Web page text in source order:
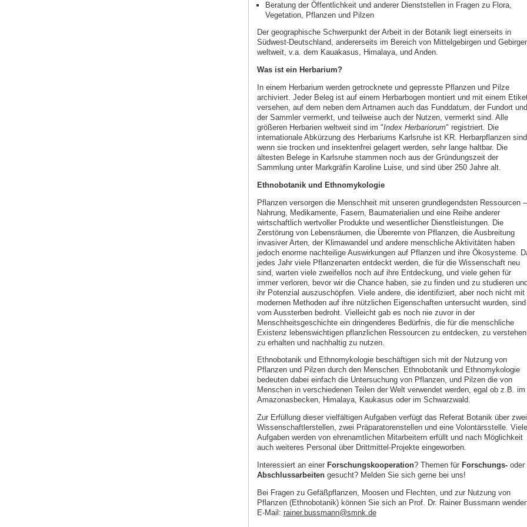
Beratung der Öffentlichkeit und anderer Dienststellen in Fragen zu Flora,
Vegetation, Pflanzen und Pilzen
Der geographische Schwerpunkt der Arbeit in der Botanik liegt einerseits in
Südwest-Deutschland, andererseits im Bereich von Mittelgebirgen und
weltweit, v.a. dem Kauakasus, Himalaya, und Anden.
Was ist ein Herbarium?
In einem Herbarium werden getrocknete und gepresste Pflanzen und Pilze
archiviert. Jeder Beleg ist auf einem Herbarbogen montiert und mit einem
versehen, auf dem neben dem Artnamen auch das Funddatum, der Fundort und
der Sammler vermerkt, und teilweise auch der Nutzen, vermerkt sind. Alle
größeren Herbarien weltweit sind im "Index Herbariorum" registriert. Die
internationale Abkürzung des Herbariums Karlsruhe ist KR. Herbarpflanzen
wenn sie trocken und insektenfrei gelagert werden, sehr lange haltbar. Die
ältesten Belege in Karlsruhe stammen noch aus der Gründungszeit der
Sammlung unter Markgräfin Karoline Luise, und sind über 250 Jahre alt.
Ethnobotanik und Ethnomykologie
Pflanzen versorgen die Menschheit mit unseren grundlegendsten Ressourcen –
Nahrung, Medikamente, Fasern, Baumaterialien und eine Reihe anderer
wirtschaftlich wertvoller Produkte und wesentlicher Dienstleistungen. Die
Zerstörung von Lebensräumen, die Überernte von Pflanzen, die Ausbreitung
invasiver Arten, der Klimawandel und andere menschliche Aktivitäten haben
jedoch enorme nachteilige Auswirkungen auf Pflanzen und ihre Ökosysteme.
jedes Jahr viele Pflanzenarten entdeckt werden, die für die Wissenschaft neu
sind, warten viele zweifellos noch auf ihre Entdeckung, und viele gehen für
immer verloren, bevor wir die Chance haben, sie zu finden und zu studieren
ihr Potenzial auszuschöpfen. Viele andere, die identifiziert, aber noch nicht mit
modernen Methoden auf ihre nützlichen Eigenschaften untersucht wurden, sind
vom Aussterben bedroht. Vielleicht gab es noch nie zuvor in der
Menschheitsgeschichte ein dringenderes Bedürfnis, die für die menschliche
Existenz lebenswichtigen pflanzlichen Ressourcen zu entdecken, zu verstehen,
zu erhalten und nachhaltig zu nutzen.
Ethnobotanik und Ethnomykologie beschäftigen sich mit der Nutzung von
Pflanzen und Pilzen durch den Menschen. Ethnobotanik und Ethnomykologie
bedeuten dabei einfach die Untersuchung von Pflanzen, und Pilzen die von
Menschen in verschiedenen Teilen der Welt verwendet werden, egal ob z.B. im
Amazonasbecken, Himalaya, Kaukasus oder im Schwarzwald.
Zur Erfüllung dieser vielfältigen Aufgaben verfügt das Referat Botanik über zwei
Wissenschaftlerstellen, zwei Präparatorenstellen und eine Volontärsstelle. Viele
Aufgaben werden von ehrenamtlichen Mitarbeitern erfüllt und nach Möglichkeit
auch weiteres Personal über Drittmittel-Projekte eingeworben.
Interessiert an einer Forschungskooperation? Themen für Forschungs-oder
Abschlussarbeitengesucht? Melden Sie sich gerne bei uns!
Bei Fragen zu Gefäßpflanzen, Moosen und Flechten, und zur Nutzung von
Pflanzen (Ethnobotanik) können Sie sich an Prof. Dr. Rainer Bussmann
E‑Mail: rainer.bussmann@smnk.de